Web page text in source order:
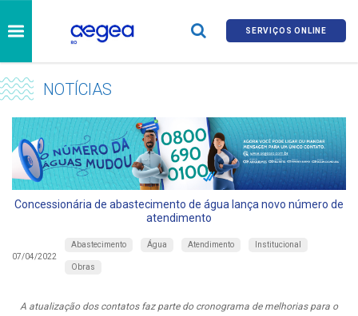
SERVIÇOS ONLINE
NOTÍCIAS
Concessionária de abastecimento de água lança novo número de
atendimento
07/04/2022
Abastecimento Água Atendimento Institucional
Obras
A atualização dos contatos faz parte do cronograma de melhorias para o